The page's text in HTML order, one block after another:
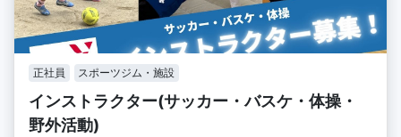
正社員 スポーツジム・施設
インストラクター(サッカー・バスケ・体操・
野外活動)